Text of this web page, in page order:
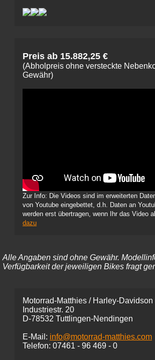
Preis ab 15.882,25 €
(Abholpreis ohne versteckte
Gewähr)
Zur Info: Die Videos sind im erweiterten
von Youtube eingebettet, d.h. Daten an
werden erst übertragen, wenn Ihr das Video
dazu
Alle Angaben sind ohne Gewähr.
Verfügbarkeit der jeweiligen Bikes fragt
Motorrad-Matthies / Harley-Davidson
Industriestr. 20
D-78532 Tuttlingen-Nendingen
E-Mail: info@motorrad-matthies.com
Telefon: 07461 - 96 469 - 0